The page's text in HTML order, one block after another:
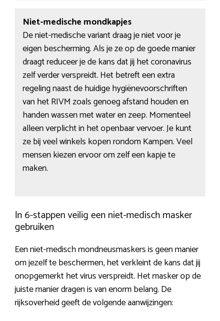
Niet-medische mondkapjes
De niet-medische variant draag je niet voor je
eigen bescherming. Als je ze op de goede manier
draagt reduceer je de kans dat jij het coronavirus
zelf verder verspreidt. Het betreft een extra
regeling naast de huidige hygiënevoorschriften
van het RIVM zoals genoeg afstand houden en
handen wassen met water en zeep. Momenteel
alleen verplicht in het openbaar vervoer. Je kunt
ze bij veel winkels kopen rondom Kampen. Veel
mensen kiezen ervoor om zelf een kapje te
maken.
In 6-stappen veilig een niet-medisch masker
gebruiken
Een niet-medisch mondneusmaskers is geen manier
om jezelf te beschermen, het verkleint de kans dat jij
onopgemerkt het virus verspreidt. Het masker op de
juiste manier dragen is van enorm belang. De
rijksoverheid geeft de volgende aanwijzingen: